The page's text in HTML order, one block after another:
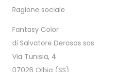
Ragione sociale
Fantasy Color
di Salvatore Derosas sas
Via Tunisia, 4